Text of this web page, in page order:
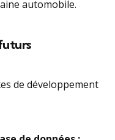
automobile.
de développement